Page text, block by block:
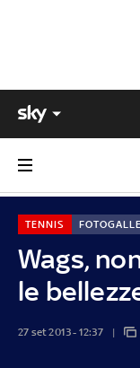
Wags,
le
TENNIS
27 set 2013 - 12:37